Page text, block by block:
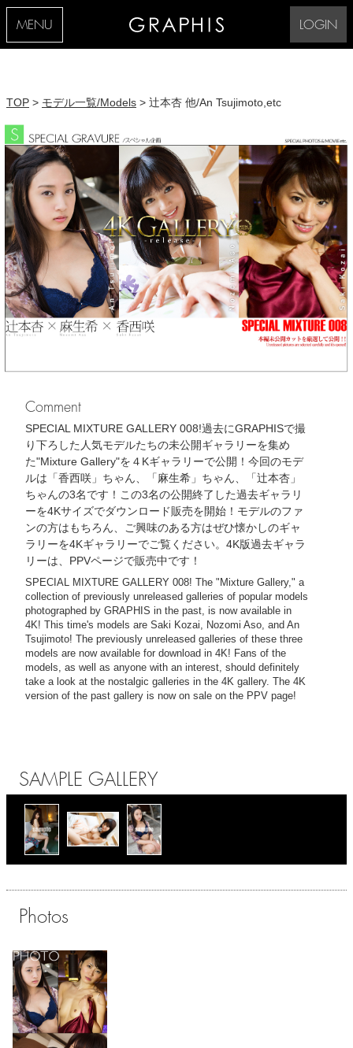
MENU LOGIN
TOP > モデル一覧/Models > 辻本杏 他/An Tsujimoto,etc
Comment
SPECIAL MIXTURE GALLERY 008!過去にGRAPHISで撮
り下ろした人気モデルたちの未公開ギャラリーを集め
た"Mixture Gallery"を４Kギャラリーで公開！今回のモデ
ルは「香西咲」ちゃん、「麻生希」ちゃん、「辻本杏」
ちゃんの3名です！この3名の公開終了した過去ギャラリ
ーを4Kサイズでダウンロード販売を開始！モデルのファ
ンの方はもちろん、ご興味のある方はぜひ懐かしのギャ
ラリーを4Kギャラリーでご覧ください。4K版過去ギャラ
リーは、PPVページで販売中です！
SPECIAL MIXTURE GALLERY 008! The "Mixture Gallery," a
collection of previously unreleased galleries of popular models
photographed by GRAPHIS in the past, is now available in
4K! This time's models are Saki Kozai, Nozomi Aso, and An
Tsujimoto! The previously unreleased galleries of these three
models are now available for download in 4K! Fans of the
models, as well as anyone with an interest, should definitely
take a look at the nostalgic galleries in the 4K gallery. The 4K
version of the past gallery is now on sale on the PPV page!
SAMPLE GALLERY
Photos